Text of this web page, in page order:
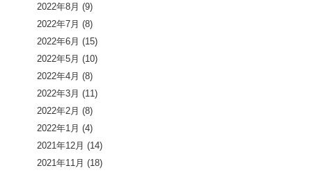
2022年8月 (9)
2022年7月 (8)
2022年6月 (15)
2022年5月 (10)
2022年4月 (8)
2022年3月 (11)
2022年2月 (8)
2022年1月 (4)
2021年12月 (14)
2021年11月 (18)